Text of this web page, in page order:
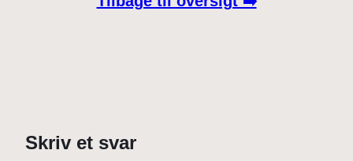
Skriv et svar